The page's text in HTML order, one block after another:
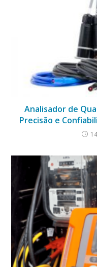
Analisador de
Precisão e